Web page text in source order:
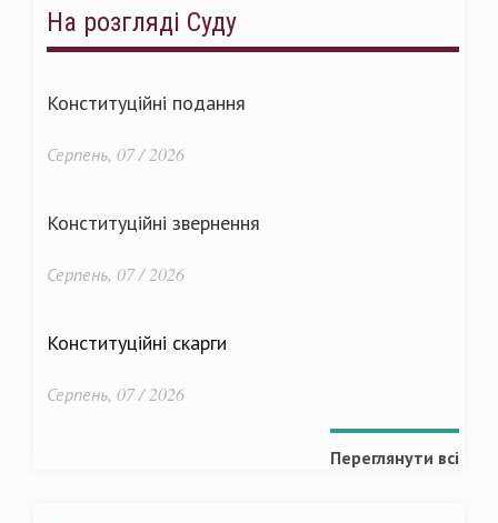
На розгляді Суду
Конституційні подання
Серпень, 07 / 2026
Конституційні звернення
Серпень, 07 / 2026
Конституційні скарги
Серпень, 07 / 2026
Переглянути всі